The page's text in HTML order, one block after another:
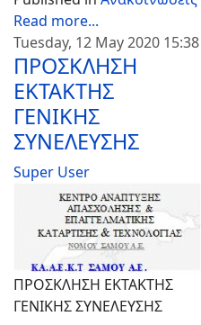
Read more...
Tuesday, 12 May 2020 15:38
ΠΡΟΣΚΛΗΣΗ
ΕΚΤΑΚΤΗΣ
ΓΕΝΙΚΗΣ
ΣΥΝΕΛΕΥΣΗΣ
Super User
Text
ΠΡΟΣΚΛΗΣΗ ΕΚΤΑΚΤΗΣ
ΓΕΝΙΚΗΣ ΣΥΝΕΛΕΥΣΗΣ